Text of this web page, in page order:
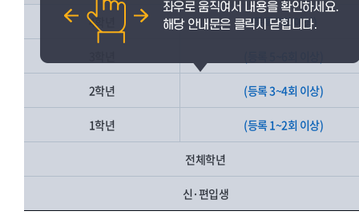
4학년 (등록 7회 이상)
2학년 (등록 3~4회 이상)
1학년 (등록 1~2회 이상)
전체학년
신·편입생